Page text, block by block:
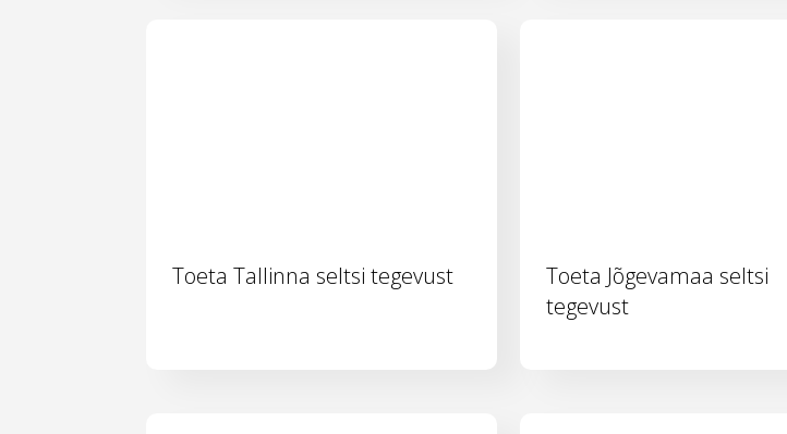
Toeta Tallinna seltsi tegevust
Toeta Jõgevamaa seltsi
tegevust